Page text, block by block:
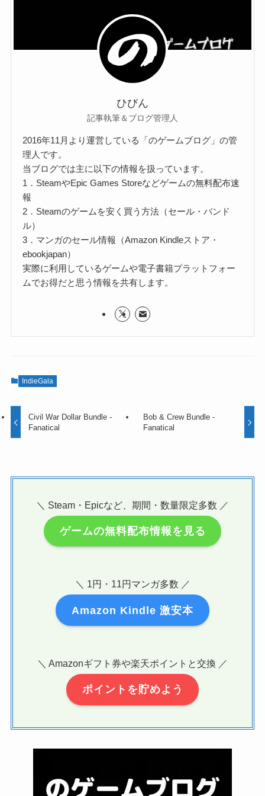
ひびん
記事執筆＆ブログ管理人
2016年11月より運営している「のゲームブログ」の管
理人です。
当ブログでは主に以下の情報を扱っています。
1．SteamやEpic Games Storeなどゲームの無料配布速
報
2．Steamのゲームを安く買う方法（セール・バンド
ル）
3．マンガのセール情報（Amazon Kindleストア・
ebookjapan）
実際に利用しているゲームや電子書籍プラットフォー
ムでお得だと思う情報を共有します。
IndieGala
Civil War Dollar Bundle -
Fanatical
Bob & Crew Bundle -
Fanatical
＼ Steam・Epicなど、期間・数量限定多数 ／
ゲームの無料配布情報を見る
＼ 1円・11円マンガ多数 ／
Amazon Kindle 激安本
＼ Amazonギフト券や楽天ポイントと交換 ／
ポイントを貯めよう